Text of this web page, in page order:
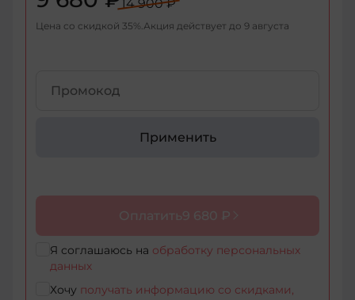
+971
+1-
+355
14 900 ₽
Цена со скидкой 35% Акция действует до 9 августа
Применить
Оплатить9 680 ₽
Я соглашаюсь на обработку персональных
данных
Хочу получать информацию со скидками,